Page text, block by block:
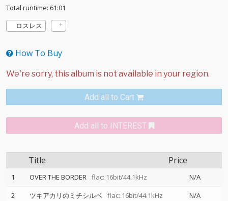
Total runtime: 61:01
ロスレス
How To Buy
Add all to Cart
Add all to INTEREST
Title Price
1 OVER THE BORDER flac: 16bit/44.1kHz
N/A
2
ツキアカリのミチシルベ flac: 16bit/44.1kHz
N/A